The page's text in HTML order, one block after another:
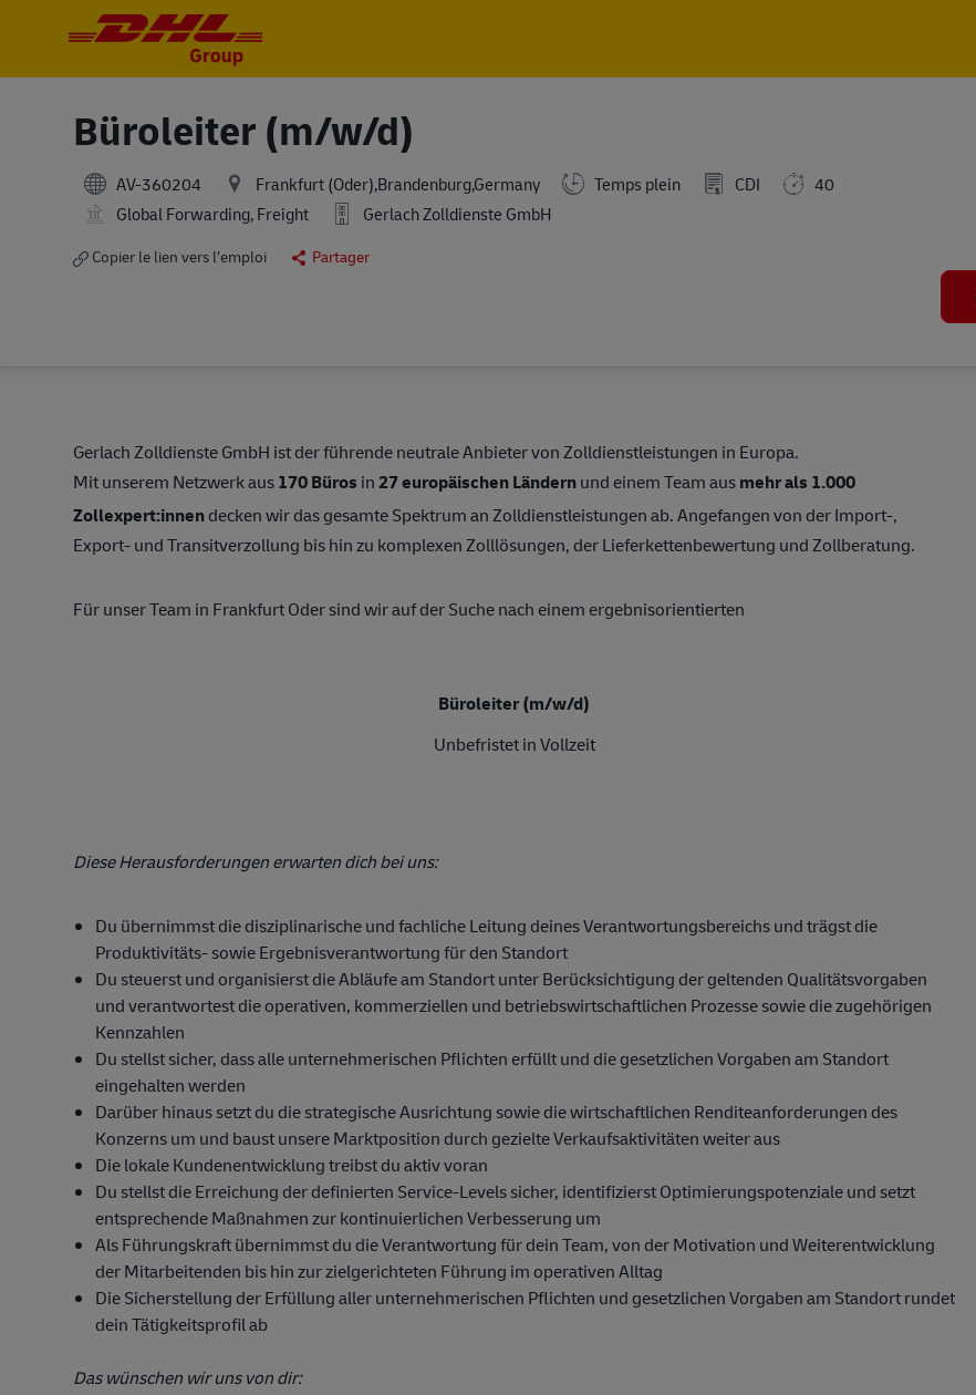
Büroleiter (m/w/d)
AV-360204 Frankfurt (Oder),Brandenburg,Germany Temps plein CDI
40
Global Forwarding, Freight
Gerlach Zolldienste GmbH
Copier le lien vers l’emploi
Partager
Gerlach Zolldienste GmbH ist der führende neutrale Anbieter von Zolldienstleistungen in Europa.
Mit unserem Netzwerk aus170 Büros in27 europäischen Ländernund einem Team ausmehr als 1.000
Zollexpert:innendecken wir das gesamte Spektrum an Zolldienstleistungen ab. Angefangen von der Import-,
Export- und Transitverzollung bis hin zu komplexen Zolllösungen, der Lieferkettenbewertung und Zollberatung.
Für unser Team in Frankfurt Oder sind wir auf der Suche nach einem ergebnisorientierten
Büroleiter (m/w/d)
Unbefristet in Vollzeit
Diese Herausforderungen erwarten dich bei uns:
Du übernimmst die disziplinarische und fachliche Leitung deines Verantwortungsbereichs und trägst die
Produktivitäts- sowie Ergebnisverantwortung für den Standort
Du steuerst und organisierst die Abläufe am Standort unter Berücksichtigung der geltenden Qualitätsvorgaben
und verantwortest die operativen, kommerziellen und betriebswirtschaftlichen Prozesse sowie die zugehörigen
Kennzahlen
Du stellst sicher, dass alle unternehmerischen Pflichten erfüllt und die gesetzlichen Vorgaben am Standort
eingehalten werden
Darüber hinaus setzt du die strategische Ausrichtung sowie die wirtschaftlichen Renditeanforderungen des
Konzerns um und baust unsere Marktposition durch gezielte Verkaufsaktivitäten weiter aus
Die lokale Kundenentwicklung treibst du aktiv voran
Du stellst die Erreichung der definierten Service-Levels sicher, identifizierst Optimierungspotenziale und setzt
entsprechende Maßnahmen zur kontinuierlichen Verbesserung um
Als Führungskraft übernimmst du die Verantwortung für dein Team, von der Motivation und Weiterentwicklung
der Mitarbeitenden bis hin zur zielgerichteten Führung im operativen Alltag
Die Sicherstellung der Erfüllung aller unternehmerischen Pflichten und gesetzlichen Vorgaben am Standort rundet
dein Tätigkeitsprofil ab
Das wünschen wir uns von dir: